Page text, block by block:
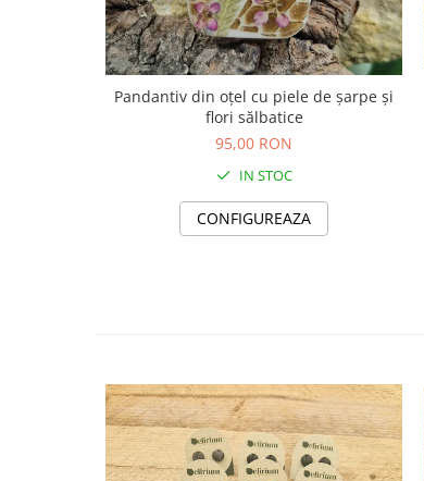
Săculeț de depozitare pentru pâine
Ambalaj cu ceară de albine pentru
Șervețel ecologic pentru sandiș
Capac textil pentru vase și farfurii
Prosop de bucătărie "NU-hârtie"
Accesorii tricotate
Decor Crăciun
TOATE Bijuteriile și Accesoriile
Pandantiv din oțel cu piele de șarpe și
flori sălbatice
95,00 RON
IN STOC
CONFIGUREAZA